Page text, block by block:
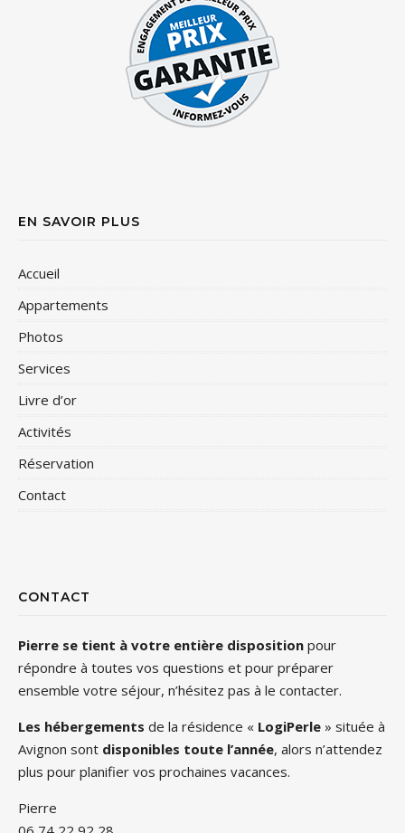
EN SAVOIR PLUS
Accueil
Appartements
Photos
Services
Livre d’or
Activités
Réservation
Contact
CONTACT
Pierre se tient à votre entière disposition pour
répondre à toutes vos questions et pour préparer
ensemble votre séjour, n’hésitez pas à le contacter.
Les hébergements de la résidence « LogiPerle » située à
Avignon sont disponibles toute l’année, alors n’attendez
plus pour planifier vos prochaines vacances.
Pierre